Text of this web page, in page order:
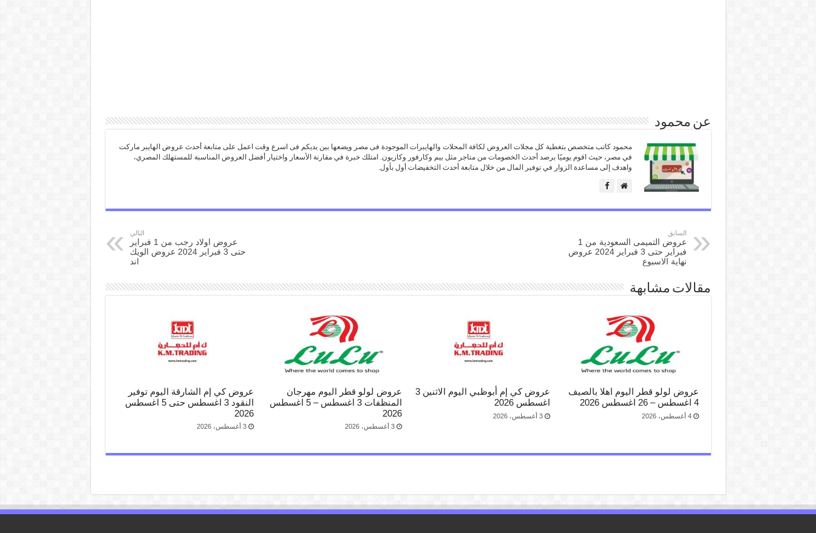
عن محمود
محمود كاتب متخصص بتغطية كل مجلات العروض لكافة المحلات والهايبرات الموجودة فى مصر ويضعها بين يديكم فى اسرع وقت اعمل على متابعة أحدث عروض الهايبر ماركت
في مصر، حيث اقوم يوميًا برصد أحدث الخصومات من متاجر مثل بيم وكارفور وكازيون. امتلك خبرة في مقارنة الأسعار واختيار أفضل العروض المناسبة للمستهلك المصري،
واهدف إلى مساعدة الزوار في توفير المال من خلال متابعة أحدث التخفيضات أول بأول.
السابق
عروض التميمى السعودية من 1
فبراير حتى 3 فبراير 2024 عروض
نهاية الاسبوع
التالي
عروض اولاد رجب من 1 فبراير
حتى 3 فبراير 2024 عروض الويك
اند
مقالات مشابهة
عروض لولو قطر اليوم اهلا بالصيف
4 اغسطس – 26 اغسطس 2026
4 أغسطس، 2026
عروض كي إم أبوظبي اليوم الاثنين 3
اغسطس 2026
3 أغسطس، 2026
عروض لولو قطر اليوم مهرجان
المنظفات 3 اغسطس – 5 اغسطس
2026
3 أغسطس، 2026
عروض كي إم الشارقة اليوم توفير
النقود 3 اغسطس حتى 5 اغسطس
2026
3 أغسطس، 2026